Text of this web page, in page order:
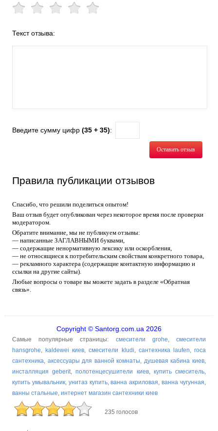
Текст отзыва:
Введите сумму цифр (35 + 35):
Оставить отзыв
Правила публикации отзывов
Спасибо, что решили поделиться опытом!
Ваш отзыв будет опубликован через некоторое время после проверки
модератором.
Обратите внимание, мы не публикуем отзывы:
— написанные ЗАГЛАВНЫМИ буквами,
— содержащие ненормативную лексику или оскорбления,
— не относящиеся к потребительским свойствам конкретного товара,
— рекламного характера (содержащие контактную информацию и
ссылки на другие сайты).
Любые вопросы о товаре вы можете задать в разделе «Обратная
связь».
Copyright © Santorg.com.ua 2026
Самые популярные страницы: смесители grohe,смесители
hansgrohe, kaldewei киев,смесители kludi, сантехника laufen,roca
сантехника, аксессуары для ванной комнаты, душевая кабина киев,
инсталляция geberit,полотенцесушители киев, купить смеситель,
купить умывальник, унитаз купить,ванна акриловая,ванна чугунная,
ванны стальные, интернет магазин сантехники киев
235 голосов